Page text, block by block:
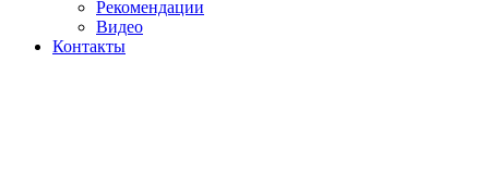
Рекомендации
Видео
Контакты